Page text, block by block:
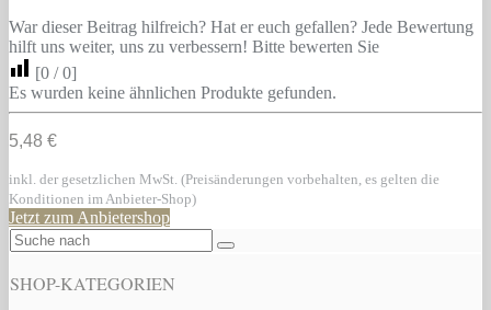
War dieser Beitrag hilfreich? Hat er euch gefallen? Jede Bewertung
hilft uns weiter, uns zu verbessern! Bitte bewerten Sie
[0 /0]
Es wurden keine ähnlichen Produkte gefunden.
5,48 €
inkl. der gesetzlichen MwSt. (Preisänderungen vorbehalten, es gelten die
Konditionen im Anbieter-Shop)
Jetzt zum Anbietershop
SHOP-KATEGORIEN